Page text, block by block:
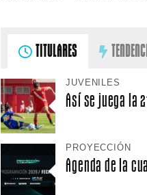
TITULARES
JUVENILES
Así se juega la
PROYECCIÓN
Agenda de la